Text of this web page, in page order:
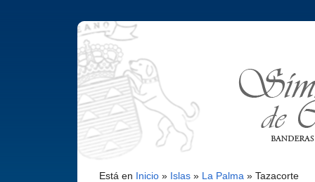
Está en Inicio» Islas» La Palma » Tazacorte